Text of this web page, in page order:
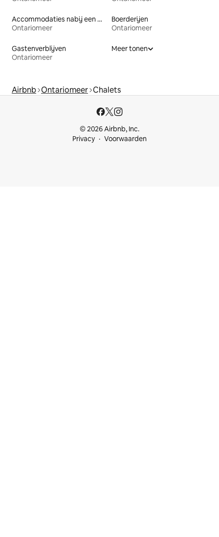
Accommodaties nabij een meer
Ontariomeer
Boerderijen
Ontariomeer
Gastenverblijven
Ontariomeer
Meer tonen
Airbnb Ontariomeer Chalets
© 2026 Airbnb, Inc.
Privacy
Voorwaarden